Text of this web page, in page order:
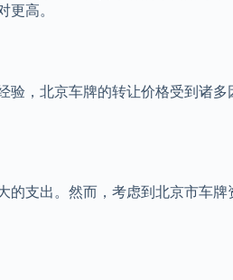
更高。
，北京车牌的转让价格受到诸
支出。然而，考虑到北京市车